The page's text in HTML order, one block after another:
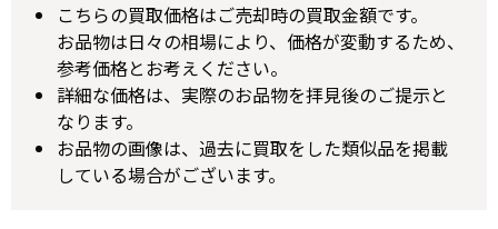
こちらの買取価格はご売却時の買取金額です。
お品物は日々の相場により、価格が変動するため、
参考価格とお考えください。
詳細な価格は、実際のお品物を拝見後のご提示と
なります。
お品物の画像は、過去に買取をした類似品を掲載
している場合がございます。